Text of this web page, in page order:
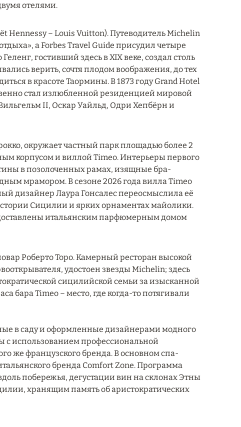
отелями.
Hennessy – Louis Vuitton). Путеводитель Michelin
а Forbes Travel Guide присудил четыре
гостивший здесь в XIX веке, создал столь
верить, сочтя плодом воображения, до тех
в красоте Таормины. В 1873 году Grand Hotel
стал излюбленной резиденцией мировой
II, Оскар Уайльд, Одри Хепбёрн и
окружает частный парк площадью более 2
корпусом и виллой Timeo. Интерьеры первого
в позолоченных рамах, изящные бра-
мрамором. В сезоне 2026 года вилла Timeo
дизайнер Лаура Гонсалес переосмыслила её
Сицилии и ярких орнаментах майолики.
итальянским парфюмерным домом
Роберто Торо. Камерный ресторан высокой
удостоен звезды Michelin; здесь
сицилийской семьи за изысканной
бара Timeo – место, где когда-то потягивали
в саду и оформленные дизайнерами модного
с использованием профессиональной
же французского бренда. В основном спа-
бренда Comfort Zone. Программа
побережья, дегустации вин на склонах Этны
хранящим память об аристократических